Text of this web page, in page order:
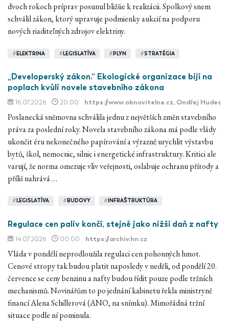
dvoch rokoch príprav posunul bližšie k realizácii. Spolkový snem
schválil zákon, ktorý upravuje podmienky aukcií na podporu
nových riaditeľných zdrojov elektriny.
# ELEKTRINA # LEGISLATÍVA # PLYN #STRATÉGIA
„Developerský zákon.“ Ekologické organizace bijí na
poplach kvůli novele stavebního zákona
16.07.2026 20:00 https://www.obnovitelne.cz, Ondřej Hudec
Poslanecká sněmovna schválila jednu z největších změn stavebního
práva za poslední roky. Novela stavebního zákona má podle vlády
ukončit éru nekonečného papírování a výrazně urychlit výstavbu
bytů, škol, nemocnic, silnic i energetické infrastruktury. Kritici ale
varují, že norma omezuje vliv veřejnosti, oslabuje ochranu přírody a
příliš nahrává …
#LEGISLATÍVA #BUDOVY #INFRAŠTRUKTÚRA
Regulace cen paliv končí, stejně jako nižší daň z nafty
14.07.2026 00:00 https://archiv.hn.cz
Vláda v pondělí neprodloužila regulaci cen pohonných hmot.
Cenové stropy tak budou platit naposledy v neděli, od pondělí 20.
července se ceny benzinu a nafty budou řídit pouze podle tržních
mechanismů. Novinářům to po jednání kabinetu řekla ministryně
financí Alena Schillerová (ANO, na snímku). Mimořádná tržní
situace podle ní pominula.